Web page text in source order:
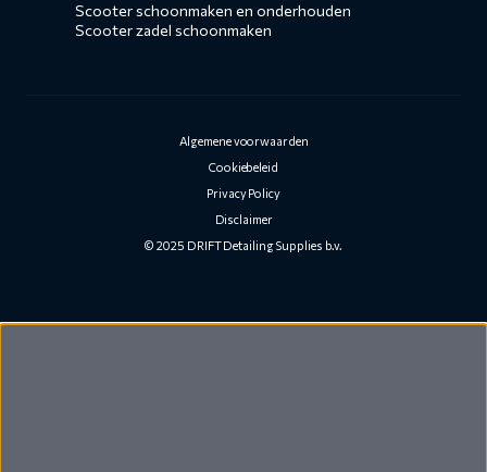
Scooter schoonmaken en onderhouden
Scooter zadel schoonmaken
Algemene voorwaarden
Cookiebeleid
Privacy Policy
Disclaimer
© 2025 DRIFT Detailing Supplies b.v.